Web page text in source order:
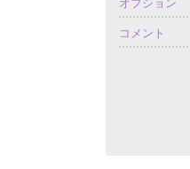
オプション
コメント